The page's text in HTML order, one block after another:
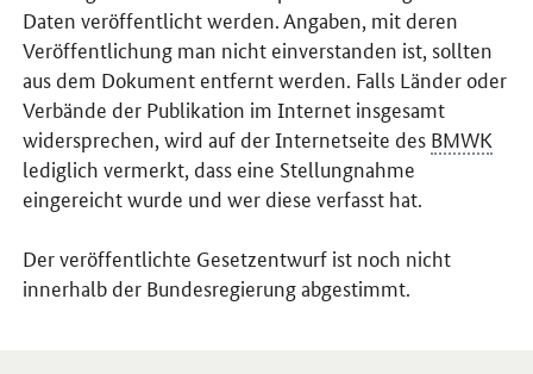
Daten veröffentlicht werden. Angaben, mit deren
Veröffentlichung man nicht einverstanden ist, sollten
aus dem Dokument entfernt werden. Falls Länder oder
Verbände der Publikation im Internet insgesamt
widersprechen, wird auf der Internetseite des BMWK
lediglich vermerkt, dass eine Stellungnahme
eingereicht wurde und wer diese verfasst hat.
Der veröffentlichte Gesetzentwurf ist noch nicht
innerhalb der Bundesregierung abgestimmt.